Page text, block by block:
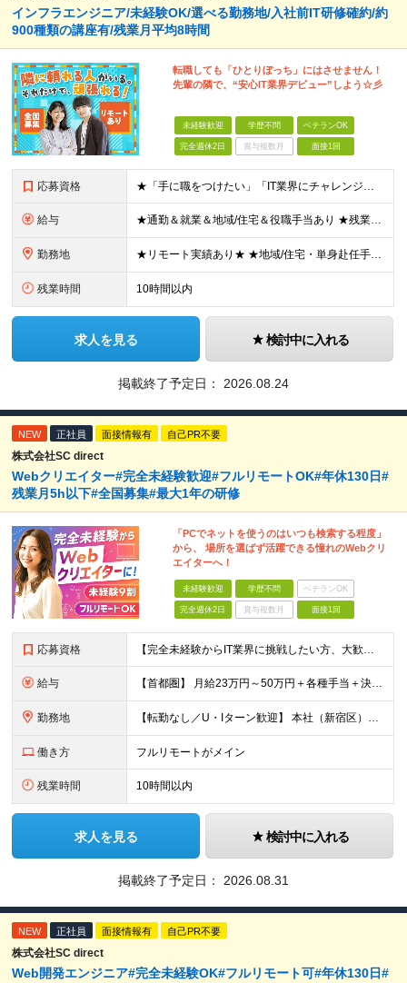
インフラエンジニア/未経験OK/選べる勤務地/入社前IT研修確約/約
900種類の講座有/残業月平均8時間
転職しても「ひとりぼっち」にはさせません！
先輩の隣で、“安心IT業界デビュー”しよう☆彡
未経験歓迎 学歴不問 ベテランOK
完全週休2日 賞与複数月 面接1回
応募資格 ★「手に職をつけたい」「IT業界にチャレンジしたい」方歓迎！ ■学歴不問 ■IT知識・理系文系不問！未経験・第二新卒OK ★ITサポート・IT事務やエンジニアの経験をお持ちの方は優遇します！ 地方在
給与 ★通勤＆就業＆地域/住宅＆役職手当あり ★残業代は全額支給 ★選べる給与制度あり！ ■東京・神奈川・千葉・埼玉勤務の場合 月給24.5万円～55万円＋諸手当 （残業代は全額支給） (20,000円の
勤務地 ★リモート実績あり★ ★地域/住宅・単身赴任手当などサポートも万全 ★転任費用や寮・社宅制度も完備しています ★勤務地については希望を考慮の上、決定します ★面接地エリアでの就業率92％以上！ 『地
残業時間 10時間以内
求人を見る 検討中に入れる
掲載終了予定日： 2026.08.24
NEW 正社員 面接情報有 自己PR不要
株式会社SC direct
Webクリエイター#完全未経験歓迎#フルリモートOK#年休130日#
残業月5h以下#全国募集#最大1年の研修
「PCでネットを使うのはいつも検索する程度」
から、 場所を選ばず活躍できる憧れのWebクリ
エイターへ！
未経験歓迎 学歴不問 ベテランOK
完全週休2日 賞与複数月 面接1回
応募資格 【完全未経験からIT業界に挑戦したい方、大歓迎！】 ●応募年齢制限：34歳まで（若年層の長期キャリア形成を図るため） ★学歴不問・転職回数不問 ★第二新卒・社会人デビューOK 【こんな方を求めていま
給与 【首都圏】 月給23万円～50万円＋各種手当＋決算賞与 【大阪】 月給22万円～50万円＋各種手当＋決算賞与 【愛知】 月給21.5万円～50万円＋各種手当＋決算賞与 【福岡・宮城】 月給20万
勤務地 【転勤なし／U・Iターン歓迎】 本社（新宿区）、大阪支店、名古屋支店または東京都・神奈川県・千葉県・埼玉県・愛知県・大阪府・福岡県をはじめ、全国のプロジェクト先 ※ご希望を最大限考慮して配属先を決定
働き方 フルリモートがメイン
残業時間 10時間以内
求人を見る 検討中に入れる
掲載終了予定日： 2026.08.31
NEW 正社員 面接情報有 自己PR不要
株式会社SC direct
Web開発エンジニア#完全未経験OK#フルリモート可#年休130日#